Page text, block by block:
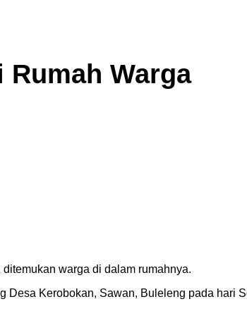
Warga
warga di dalam rumahnya.
Kerobokan, Sawan, Buleleng pada hari